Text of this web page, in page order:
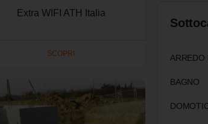
Extra WIFI ATH Italia
SCOPRI ARREDO
BAGNO